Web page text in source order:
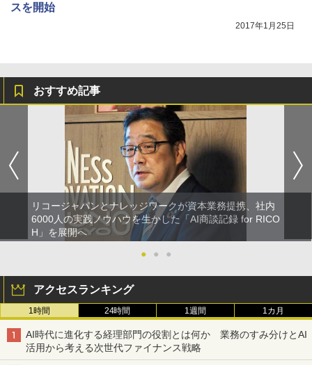
スを開始
2017年1月25日
おすすめ記事
リコージャパンとナレッジワークが資本業務提携、社内
6000人の実践ノウハウを生かした「AI商談記録 for RICO
H」を展開へ
●
● ●
アクセスランキング
1時間 24時間 1週間 1カ月
AI時代に進化する経理部門の役割とは何か 業務のすみ分けとAI
活用から考える次世代ファイナンス戦略